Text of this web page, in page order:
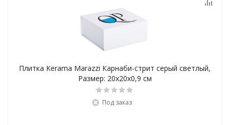
Плитка Kerama Marazzi Карнаби-стрит серый светлый,
Размер: 20х20х0,9 см
Под заказ